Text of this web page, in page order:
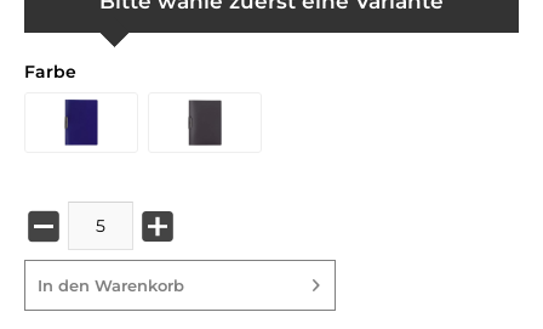
Farbe
In den Warenkorb